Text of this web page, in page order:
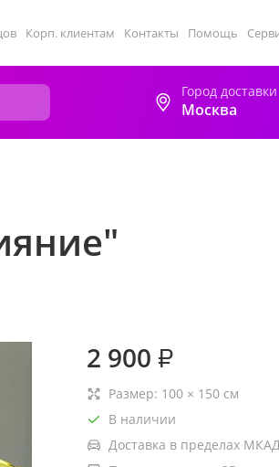
Корп. клиентам Контакты Помощь
Город доставки
Москва
2 900 ₽
Размер: 100 × 150 см
В наличии
Доставка в пределах